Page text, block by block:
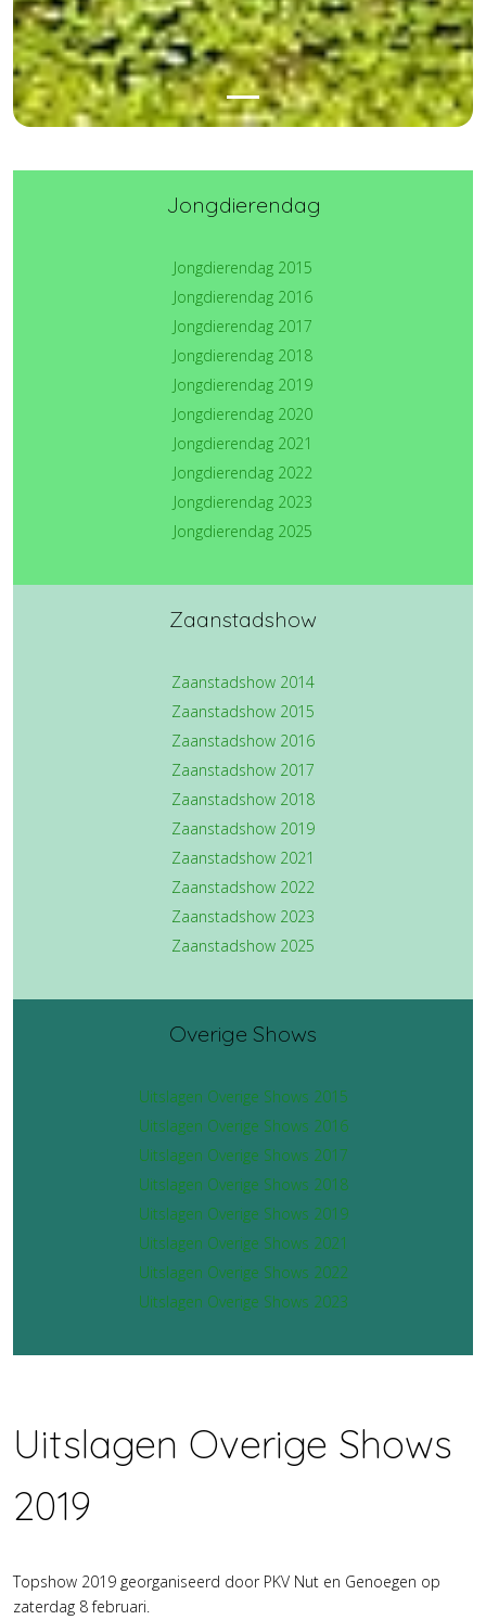
Jongdierendag
Jongdierendag 2015
Jongdierendag 2016
Jongdierendag 2017
Jongdierendag 2018
Jongdierendag 2019
Jongdierendag 2020
Jongdierendag 2021
Jongdierendag 2022
Jongdierendag 2023
Jongdierendag 2025
Zaanstadshow
Zaanstadshow 2014
Zaanstadshow 2015
Zaanstadshow 2016
Zaanstadshow 2017
Zaanstadshow 2018
Zaanstadshow 2019
Zaanstadshow 2021
Zaanstadshow 2022
Zaanstadshow 2023
Zaanstadshow 2025
Overige Shows
Uitslagen Overige Shows 2015
Uitslagen Overige Shows 2016
Uitslagen Overige Shows 2017
Uitslagen Overige Shows 2018
Uitslagen Overige Shows 2019
Uitslagen Overige Shows 2021
Uitslagen Overige Shows 2022
Uitslagen Overige Shows 2023
Uitslagen Overige Shows
2019
Topshow 2019 georganiseerd door PKV Nut en Genoegen op
zaterdag 8 februari.